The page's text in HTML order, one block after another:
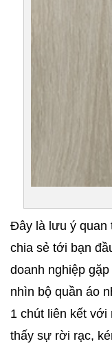
Đây là lưu ý quan
chia sẻ tới bạn
doanh nghiệp
nhìn bộ quần áo
1 chút liên kết với
thấy sự rời rạc,